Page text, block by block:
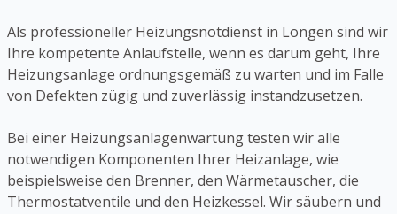
Als professioneller Heizungsnotdienst in Longen sind wir
Ihre kompetente Anlaufstelle, wenn es darum geht, Ihre
Heizungsanlage ordnungsgemäß zu warten und im Falle
von Defekten zügig und zuverlässig instandzusetzen.
Bei einer Heizungsanlagenwartung testen wir alle
notwendigen Komponenten Ihrer Heizanlage, wie
beispielsweise den Brenner, den Wärmetauscher, die
Thermostatventile und den Heizkessel. Wir säubern und